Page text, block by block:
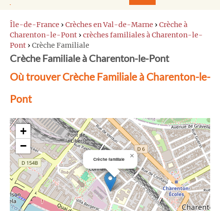
Île-de-France › Crèches en Val-de-Marne › Crèche à
Charenton-le-Pont › crèches familiales à Charenton-le-
Pont › Crèche Familiale
Crèche Familiale à Charenton-le-Pont
Où trouver Crèche Familiale à Charenton-le-
Pont
Crèche familiale ×
+
−